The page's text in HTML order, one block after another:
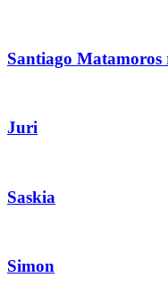
Santiago
Juri
Saskia
Simon